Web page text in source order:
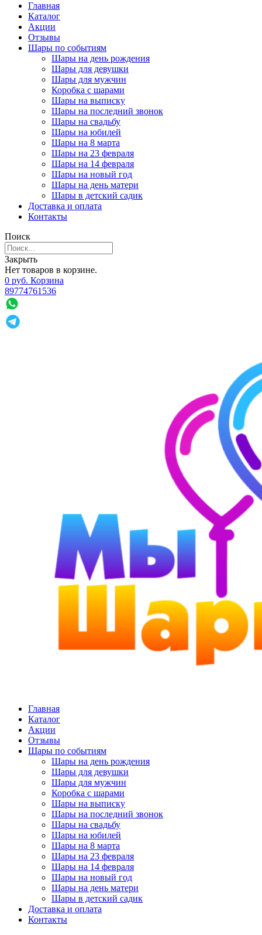
Главная
Каталог
Акции
Отзывы
Шары по событиям
Шары на день рождения
Шары для девушки
Шары для мужчин
Коробка с шарами
Шары на выписку
Шары на последний звонок
Шары на свадьбу
Шары на юбилей
Шары на 8 марта
Шары на 23 февраля
Шары на 14 февраля
Шары на новый год
Шары на день матери
Шары в детский садик
Доставка и оплата
Контакты
Поиск
Закрыть
Нет товаров в корзине.
0 руб. Корзина
89774761536
Главная
Каталог
Акции
Отзывы
Шары по событиям
Шары на день рождения
Шары для девушки
Шары для мужчин
Коробка с шарами
Шары на выписку
Шары на последний звонок
Шары на свадьбу
Шары на юбилей
Шары на 8 марта
Шары на 23 февраля
Шары на 14 февраля
Шары на новый год
Шары на день матери
Шары в детский садик
Доставка и оплата
Контакты